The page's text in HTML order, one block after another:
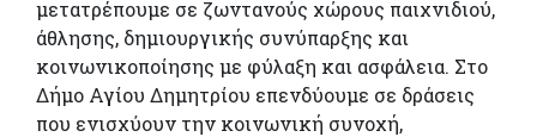
μετατρέπουμε σε ζωντανούς χώρους παιχνιδιού,
άθλησης, δημιουργικής συνύπαρξης και
κοινωνικοποίησης με φύλαξη και ασφάλεια. Στο
Δήμο Αγίου Δημητρίου επενδύουμε σε δράσεις
που ενισχύουν την κοινωνική συνοχή,